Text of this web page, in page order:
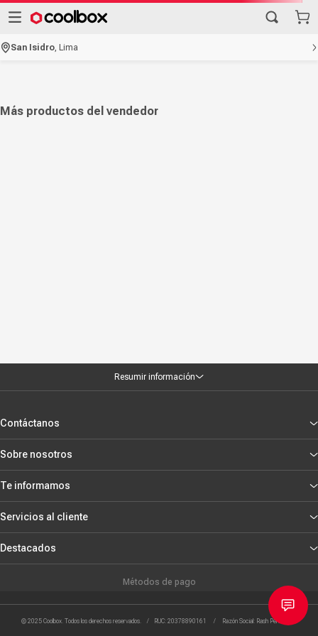
San Isidro ,Lima
Más productos del vendedor
Resumir información
Contáctanos
Sobre nosotros
Te informamos
Servicios al cliente
Destacados
Métodos de pago
© 2025 Coolbox. Todos los derechos reservados. / RUC: 20378890161 / Razón Social: Rash Peru S.R.L.